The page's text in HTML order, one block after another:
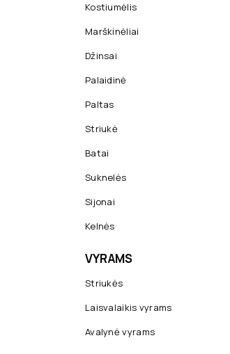
Kostiumėlis
Marškinėliai
Džinsai
Palaidinė
Paltas
Striukė
Batai
Suknelės
Sijonai
Kelnės
VYRAMS
Striukės
Laisvalaikis vyrams
Avalynė vyrams